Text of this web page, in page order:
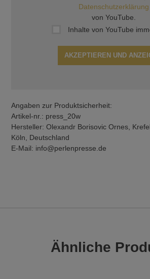
Datenschutzerklärung
von YouTube.
Inhalte von YouTube
AKZEPTIEREN UND
Angaben zur Produktsicherheit:
Artikel-nr.: press_20w
Hersteller: Olexandr Borisovic Ornes,
Köln, Deutschland
E-Mail: info@perlenpresse.de
Ähnliche